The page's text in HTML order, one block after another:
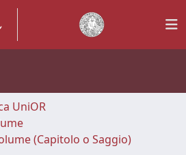
UniOR
(Capitolo o Saggio)